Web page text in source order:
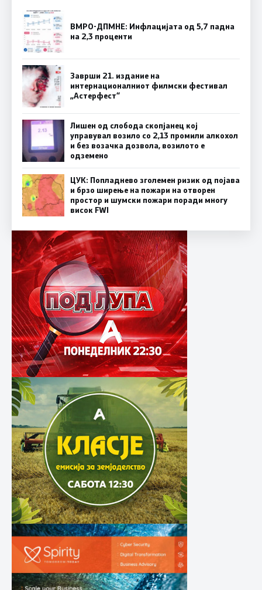
ВМРО-ДПМНЕ: Инфлацијата од 5,7 падна
на 2,3 проценти
Заврши 21. издание на
интернационалниот филмски фестивал
„Астерфест“
Лишен од слобода скопјанец кој
управувал возило со 2,13 промили алкохол
и без возачка дозвола, возилото е
одземено
ЦУК: Попладнево зголемен ризик од појава
и брзо ширење на пожари на отворен
простор и шумски пожари поради многу
висок FWI